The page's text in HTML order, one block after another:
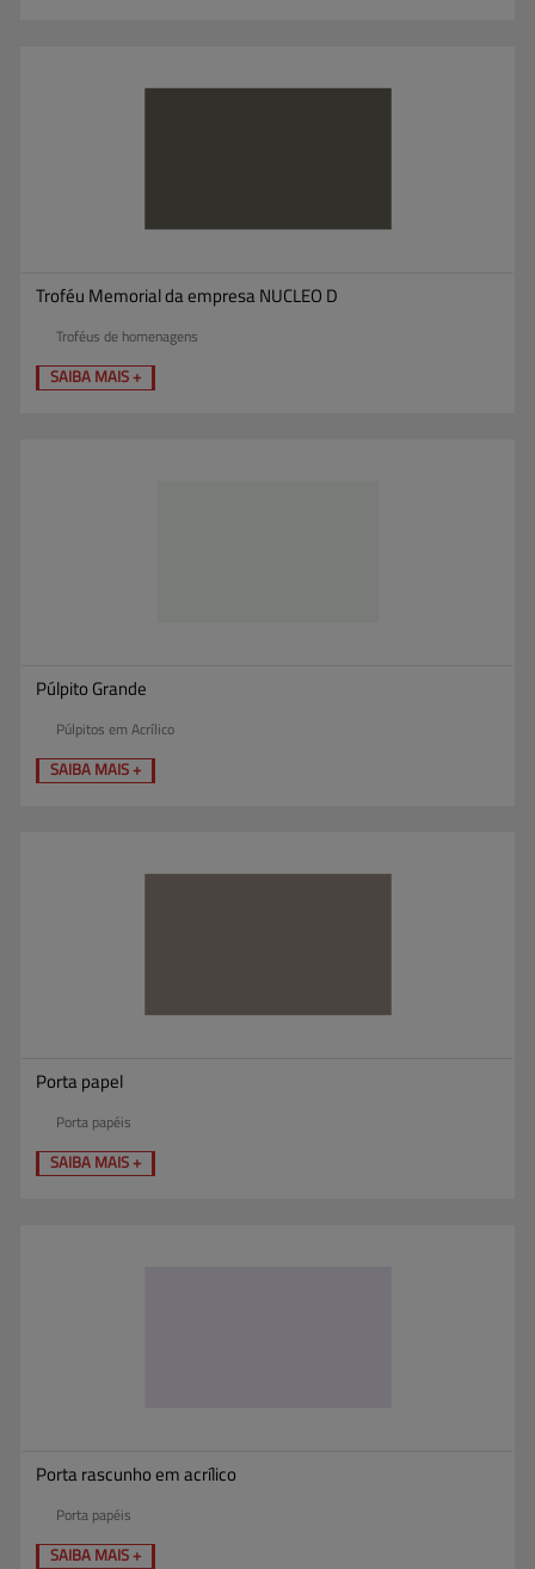
Troféu Memorial da empresa NUCLEO D
Troféus de homenagens
SAIBA MAIS +
Púlpito Grande
Púlpitos em Acrílico
SAIBA MAIS +
Porta papel
Porta papéis
SAIBA MAIS +
Porta rascunho em acrílico
Porta papéis
SAIBA MAIS +